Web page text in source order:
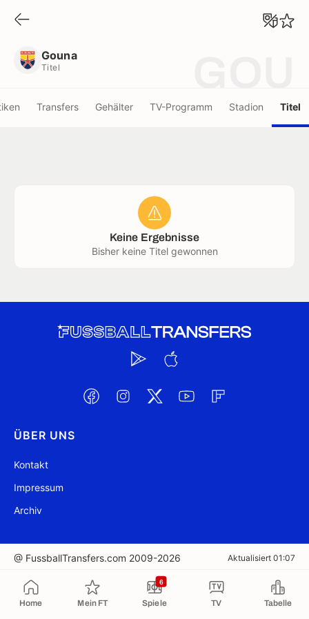
Home Mein FT Spiele
6
TV Tabelle
Gouna
Titel
Transfers Gehälter TV-Programm Stadion Titel
Keine Ergebnisse
Bisher keine Titel gewonnen
ÜBER UNS
Kontakt
Impressum
Archiv
@ FussballTransfers.com 2009-2026 Aktualisiert 01:07
In die Zwischenablage kopiert